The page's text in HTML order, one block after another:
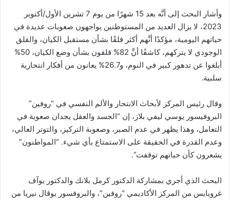
وأشار البحث إلى أنَّه بعد 15 شهرًا من يوم 7 تشرين الأول/أكتوبر
2023، لا يزال العديد من المستوطنين يواجهون صعوبات عديدة في
حياتهم اليومية، مؤكدًا أنَّهم أكثر قلقًا بشأن مستقبل الكيان، والقلق
الوجودي لا يتركهم، كاشفًا أنَّ 82% قلقون بشأن وضع الكيان، 50%
أبلغوا عن تدهور كبير في النوم، و26.7% يعانون من أفكار انتحارية
سلبية.
وقال رئيس المركز لأبحاث الانتحار والألم النفسي في “روفين”
البروفيسور يوسي ليفي بلاز، إن “الجسد والعقل يجدان صعوبة في
التعامل، وهذا يظهر في عدم الصبر، وصعوبة التركيز، والتوتر العالي،
وعدم القدرة في الحقيقة على الاستمتاع بأي شيء. “المواطنون”
يشعرون كأن حياتهم توقفت”.
البحث الذي أجري بمشاركة الدكتور كرمل بلانك والدكتور يوآف
غروبايس من المركز الأكاديمي “روفين”، والبروفسور يوڤال نيريا من